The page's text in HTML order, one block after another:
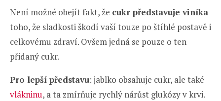
Není možné obejít fakt, že cukr představuje viníka
toho, že sladkosti škodí vaší touze po štíhlé postavě i
celkovému zdraví. Ovšem jedná se pouze o ten
přidaný cukr.
Pro lepší představu: jablko obsahuje cukr, ale také
vlákninu, a ta zmírňuje rychlý nárůst glukózy v krvi.